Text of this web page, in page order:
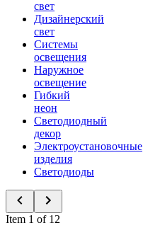
свет
Дизайнерский
свет
Системы
освещения
Наружное
освещение
Гибкий
неон
Светодиодный
декор
Электроустановочные
изделия
Светодиоды
Item 1 of 12